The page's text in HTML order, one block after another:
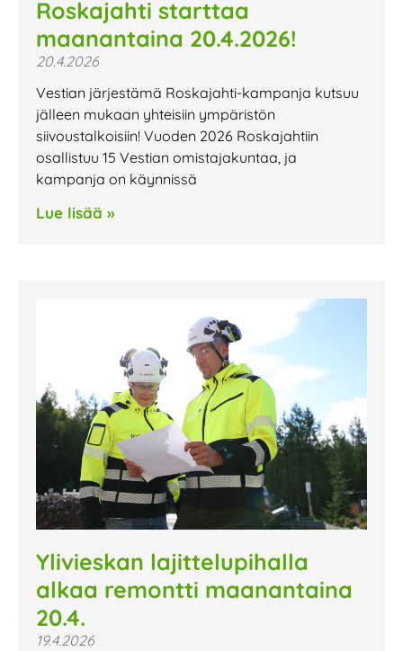
Roskajahti starttaa
maanantaina 20.4.2026!
20.4.2026
Vestian järjestämä Roskajahti-kampanja kutsuu
jälleen mukaan yhteisiin ympäristön
siivoustalkoisiin! Vuoden 2026 Roskajahtiin
osallistuu 15 Vestian omistajakuntaa, ja
kampanja on käynnissä
Lue lisää »
Ylivieskan lajittelupihalla
alkaa remontti maanantaina
20.4.
19.4.2026